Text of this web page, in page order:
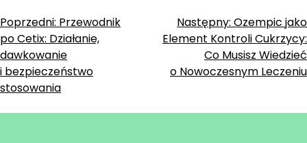
Zobacz
wpisy
Poprzedni: Przewodnik
po Cetix: Działanie,
dawkowanie
i bezpieczeństwo
stosowania
Następny: Ozempic jako
Element Kontroli Cukrzycy:
Co Musisz Wiedzieć
o Nowoczesnym Leczeniu